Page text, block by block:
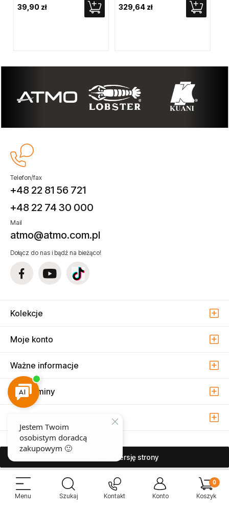
39,90 zł 329,64 zł
Telefon/fax
+48 22 81 56 721
+48 22 74 30 000
Mail
atmo@atmo.com.pl
Dołącz do nas i bądź na bieżąco!
Kolekcje
Moje konto
Ważne informacje
Regulaminy
pokaż pełną wersję strony
Sprzedaż i serwis narzędzi pneumatycznych w Warszawie ul. Związkowa
15, 04-522 Warszawa ( Marysin Wawerski )